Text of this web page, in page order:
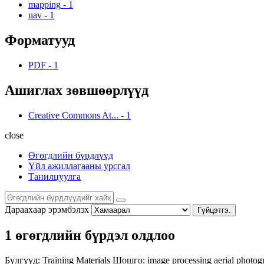
mapping - 1
uav - 1
Форматууд
PDF - 1
Ашиглах зөвшөөрлүүд
Creative Commons At... - 1
close
Өгөгдлийн бүрдлүүд
Үйл ажиллагааны урсгал
Танилцуулга
Дараахаар эрэмбэлэх Гүйцэтгэ.
1 өгөгдлийн бүрдэл олдлоо
Бүлгүүд: Training Materials Шошго: image processing aerial